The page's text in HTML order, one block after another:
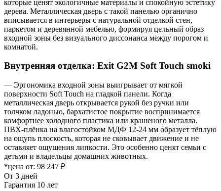
которые ценят экологичные материалы и спокойную эстетику
дерева. Металлическая дверь с такой панелью органично
вписывается в интерьеры с натуральной отделкой стен,
паркетом и деревянной мебелью, формируя цельный образ
входной зоны без визуального диссонанса между порогом и
комнатой.
Внутренняя отделка: Exit G2M Soft Touch smoki
— Эргономика входной зоны выигрывает от мягкой
поверхности Soft Touch на гладкой панели. Когда
металлическая дверь открывается рукой без ручки или
толчком ладонью, бархатистое покрытие воспринимается
комфортнее холодного пластика или крашеного металла.
ПВХ-плёнка на влагостойком МДФ 12-24 мм образует тёплую
на ощупь плоскость, которая не сковывает движение и не
оставляет ощущения липкости. Это особенно ценят семьи с
детьми и владельцы домашних животных.
*цена от: 98 247 ₽
От 3 дней
Гарантия 10 лет